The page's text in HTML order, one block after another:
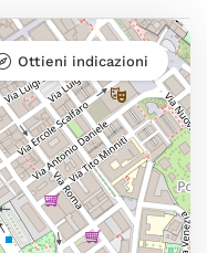
Ottieni indicazioni